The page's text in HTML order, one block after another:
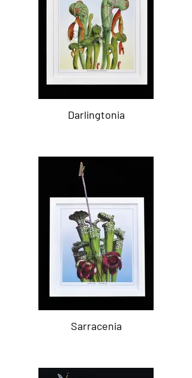
Darlingtonia
Sarracenia